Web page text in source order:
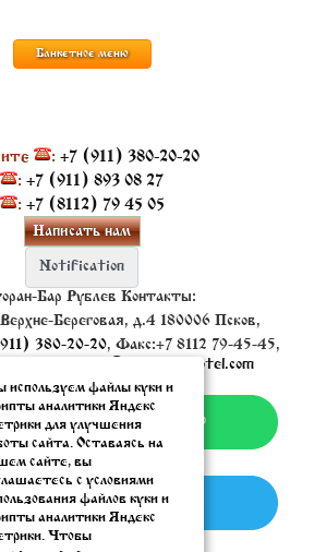
Банкетное меню
: +7 (911) 380-20-20
: +7 (911) 893 08 27
: +7 (8112) 79 45 05
Написать нам
Бар Рублев
Контакты:
Береговая, д.4 180006 Псков,
380-20-20, Факс:+7 8112 79-45-45,
✉:
resto@oldestatehotel.com
файлы куки и
аналитики Яндекс
для улучшения
сайта. Оставаясь на
сайте, вы
с условиями
файлов куки и
аналитики Яндекс
Чтобы